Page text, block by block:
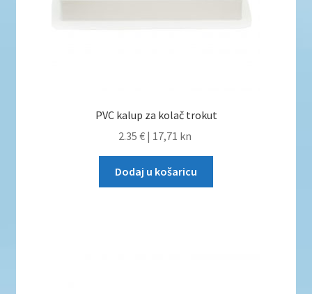
PVC kalup za kolač trokut
2.35 € | 17,71 kn
Dodaj u košaricu